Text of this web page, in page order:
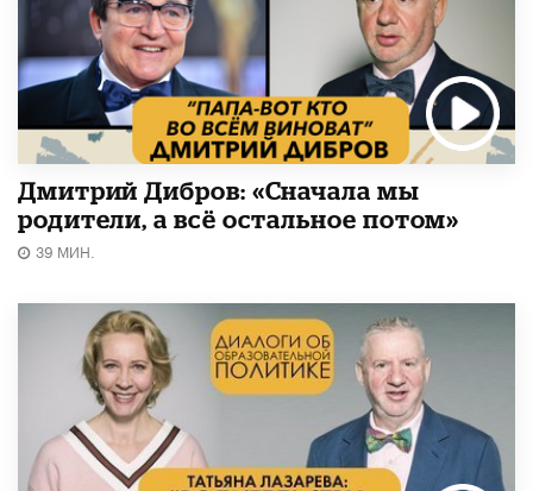
Дмитрий Дибров: «Сначала мы
родители, а всё остальное потом»
39 МИН.